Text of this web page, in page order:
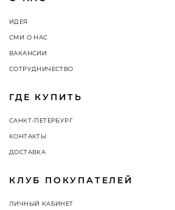
ИДЕЯ
СМИ О НАС
ВАКАНСИИ
СОТРУДНИЧЕСТВО
ГДЕ КУПИТЬ
САНКТ-ПЕТЕРБУРГ
КОНТАКТЫ
ДОСТАВКА
КЛУБ ПОКУПАТЕЛЕЙ
ЛИЧНЫЙ КАБИНЕТ